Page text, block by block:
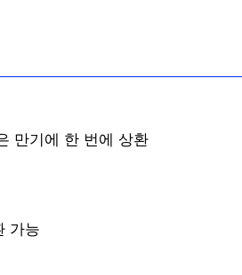
만기에 한 번에 상환
가능